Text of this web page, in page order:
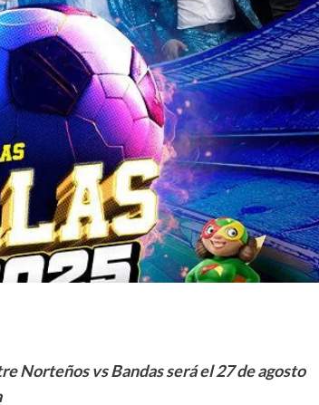
Norteños vs Bandas será el 27 de agosto